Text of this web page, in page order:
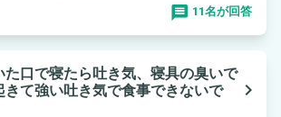
11名が回答
た口で寝たら吐き気、寝具の臭いで
きて強い吐き気で食事できないで
navigate_next